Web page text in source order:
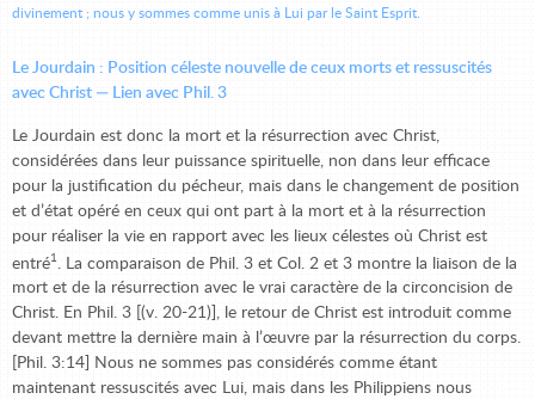
divinement ; nous y sommes comme unis à Lui par le Saint Esprit.
Le Jourdain : Position céleste nouvelle de ceux morts et ressuscités
avec Christ — Lien avec Phil. 3
Le Jourdain est donc la mort et la résurrection avec Christ,
considérées dans leur puissance spirituelle, non dans leur efficace
pour la justification du pécheur, mais dans le changement de position
et d’état opéré en ceux qui ont part à la mort et à la résurrection
pour réaliser la vie en rapport avec les lieux célestes où Christ est
entré1
. La comparaison de Phil. 3 et Col. 2 et 3 montre la liaison de la
mort et de la résurrection avec le vrai caractère de la circoncision de
Christ. En Phil. 3 [(v. 20-21)], le retour de Christ est introduit comme
devant mettre la dernière main à l’œuvre par la résurrection du corps.
[Phil. 3:14] Nous ne sommes pas considérés comme étant
maintenant ressuscités avec Lui, mais dans les Philippiens nous